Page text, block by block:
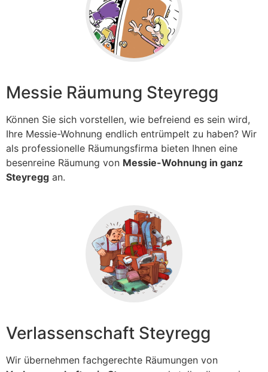
Messie Räumung Steyregg
Können Sie sich vorstellen, wie befreiend es sein wird,
Ihre Messie-Wohnung endlich entrümpelt zu haben? Wir
als professionelle Räumungsfirma bieten Ihnen eine
besenreine Räumung von Messie-Wohnung in ganz
Steyregg an.
Verlassenschaft Steyregg
Wir übernehmen fachgerechte Räumungen von